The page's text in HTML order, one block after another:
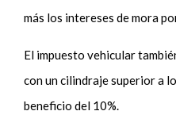
más los intereses de mora
El impuesto vehicular
con un cilindraje superior a
beneficio del 10%.